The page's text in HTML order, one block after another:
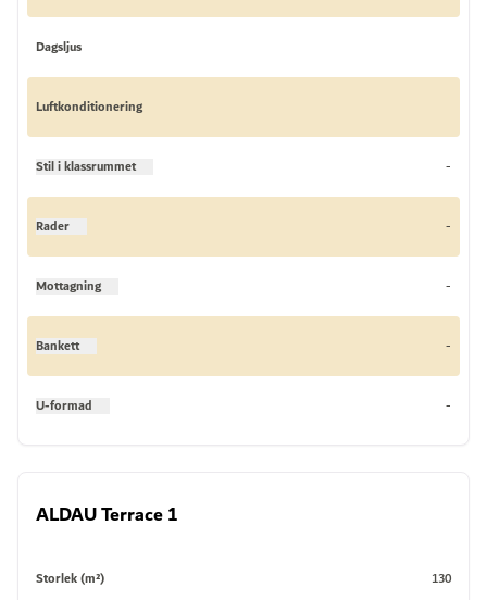
Dagsljus
Luftkonditionering
Stil i klassrummet -
Rader -
Mottagning -
Bankett -
U-formad -
ALDAU Terrace 1
Storlek (m²) 130